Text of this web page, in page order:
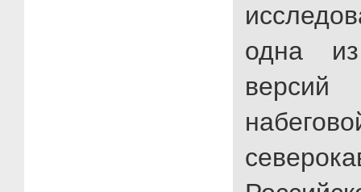
одна из
версий